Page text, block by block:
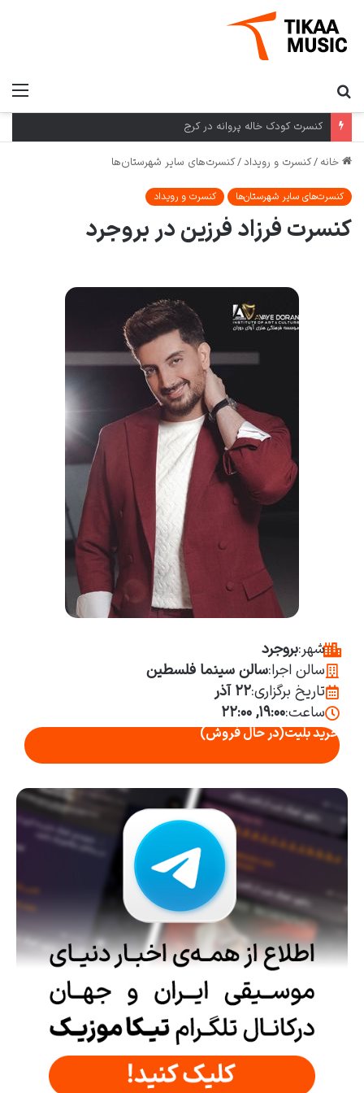
کنسرت کرمان گروه بومی در کرمان
خانه /کنسرت و رویداد/کنسرت‌های سایر شهرستان‌ها
کنسرت‌های سایر شهرستان‌ها کنسرت و رویداد
کنسرت فرزاد فرزین در بروجرد
شهر:بروجرد
سالن اجرا:سالن سینما فلسطین
تاریخ برگزاری:۲۲ آذر
ساعت:۱۹:۰۰, ۲۲:۰۰
خرید بلیت(در حال فروش)